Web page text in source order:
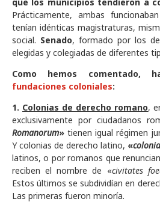
Prácticamente, ambas
tenían idénticas magistraturas,
social. Senado, formado por los
elegidas y colegiadas de diferentes
Como hemos comentado,
fundaciones coloniales:
1. Colonias de derecho romano,
exclusivamente por ciudadanos
Romanorum» tienen igual régimen
Y colonias de derecho latino, «
latinos, o por romanos que
reciben el nombre de «civitates
Estos últimos se subdividían en
Las primeras fueron minoría.